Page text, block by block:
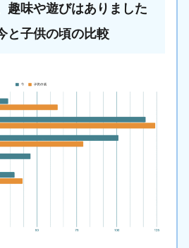
趣味や遊びはありました
と子供の頃の比較